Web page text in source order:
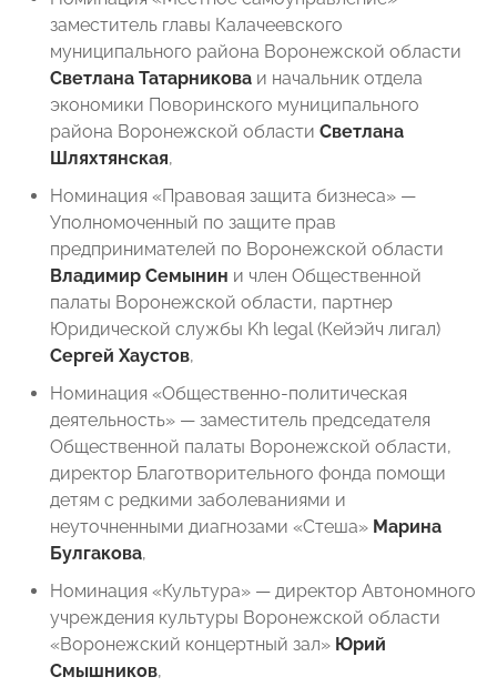
заместитель главы Калачеевского
муниципального района Воронежской области
Светлана Татарникова и начальник отдела
экономики Поворинского муниципального
района Воронежской области Светлана
Шляхтянская,
Номинация «Правовая защита бизнеса» —
Уполномоченный по защите прав
предпринимателей по Воронежской области
Владимир Семынин и член Общественной
палаты Воронежской области, партнер
Юридической службы Kh legal (Кейэйч лигал)
Сергей Хаустов,
Номинация «Общественно-политическая
деятельность» — заместитель председателя
Общественной палаты Воронежской области,
директор Благотворительного фонда помощи
детям с редкими заболеваниями и
неуточненными диагнозами «Стеша» Марина
Булгакова,
Номинация «Культура» — директор Автономного
учреждения культуры Воронежской области
«Воронежский концертный зал» Юрий
Смышников,